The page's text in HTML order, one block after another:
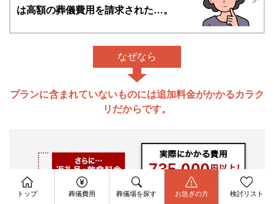
は高額の葬儀費用を請求された…。
なぜなら
プランに含まれていないものには追加料金がかかるカラク
リだからです。
トップ 葬儀費用 葬儀場を探す お急ぎの方 検討リスト
資料請求
お問合せ
今すぐ電話相談